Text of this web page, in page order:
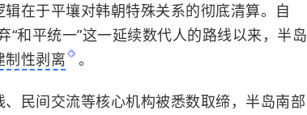
在于平壤对韩朝特殊关系的彻底清算。自
和平统一”这一延续数代人的路线以来，半岛
制性剥离 。
民间交流等核心机构被悉数取缔，半岛南部